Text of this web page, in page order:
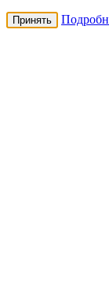
Принять